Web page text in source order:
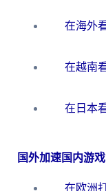
国外加速国内游戏